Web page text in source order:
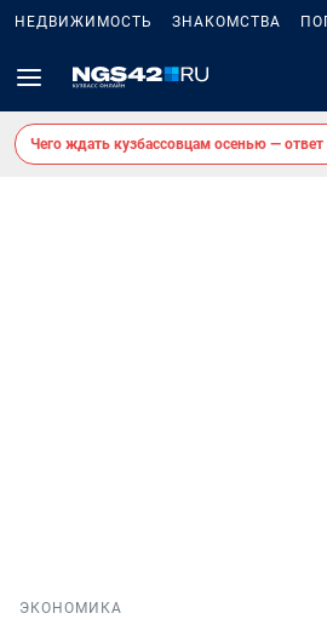
НЕДВИЖИМОСТЬ ЗНАКОМСТВА
Чего ждать кузбассовцам осенью —
ЭКОНОМИКА